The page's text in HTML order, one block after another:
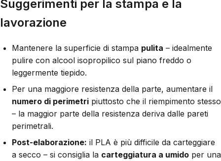
Suggerimenti per la stampa e la
lavorazione
Mantenere la superficie di stampa pulita – idealmente
pulire con alcool isopropilico sul piano freddo o
leggermente tiepido.
Per una maggiore resistenza della parte, aumentare il
numero di perimetri piuttosto che il riempimento stesso
– la maggior parte della resistenza deriva dalle pareti
perimetrali.
Post-elaborazione: il PLA è più difficile da carteggiare
a secco – si consiglia la carteggiatura a umido per una